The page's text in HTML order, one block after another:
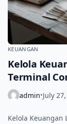
KEUANGAN
Kelola
Terminal
admin•July
Kelola Keuangan